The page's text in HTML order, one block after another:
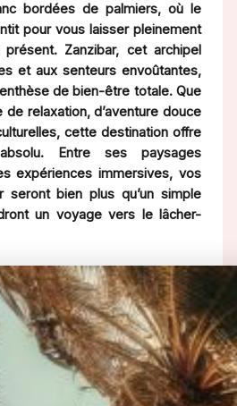
bordées de palmiers, où le
pour vous laisser pleinement
Zanzibar, cet archipel
et aux senteurs envoûtantes,
de bien-être totale. Que
relaxation, d’aventure douce
cette destination offre
Entre ses paysages
expériences immersives, vos
seront bien plus qu’un simple
un voyage vers le lâcher-